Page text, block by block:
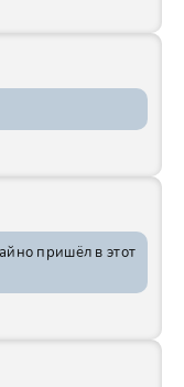
пришёл в этот